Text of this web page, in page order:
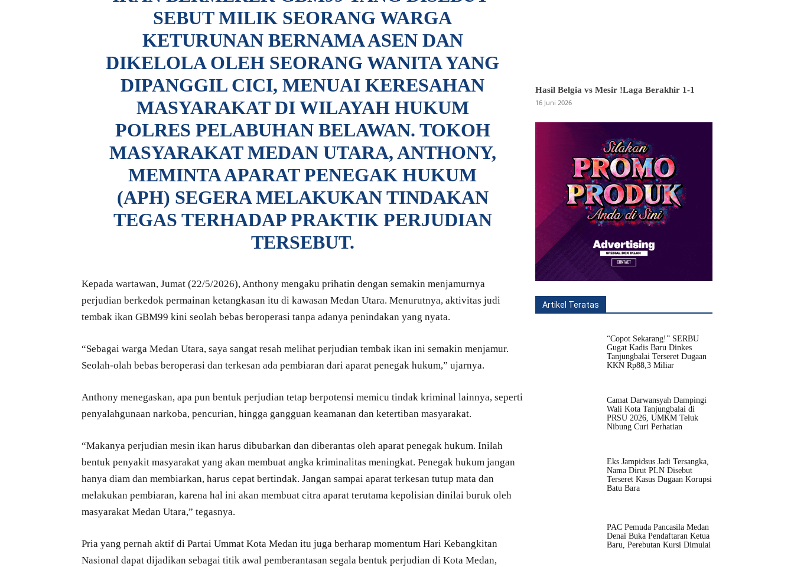
SEBUT MILIK SEORANG WARGA
KETURUNAN BERNAMA ASEN DAN
DIKELOLA OLEH SEORANG WANITA YANG
DIPANGGIL CICI, MENUAI KERESAHAN
MASYARAKAT DI WILAYAH HUKUM
POLRES PELABUHAN BELAWAN. TOKOH
MASYARAKAT MEDAN UTARA, ANTHONY,
MEMINTA APARAT PENEGAK HUKUM
(APH) SEGERA MELAKUKAN TINDAKAN
TEGAS TERHADAP PRAKTIK PERJUDIAN
TERSEBUT.
Kepada wartawan, Jumat (22/5/2026), Anthony mengaku prihatin dengan semakin menjamurnya
perjudian berkedok permainan ketangkasan itu di kawasan Medan Utara. Menurutnya, aktivitas judi
tembak ikan GBM99 kini seolah bebas beroperasi tanpa adanya penindakan yang nyata.
“Sebagai warga Medan Utara, saya sangat resah melihat perjudian tembak ikan ini semakin menjamur.
Seolah-olah bebas beroperasi dan terkesan ada pembiaran dari aparat penegak hukum,” ujarnya.
Anthony menegaskan, apa pun bentuk perjudian tetap berpotensi memicu tindak kriminal lainnya, seperti
penyalahgunaan narkoba, pencurian, hingga gangguan keamanan dan ketertiban masyarakat.
“Makanya perjudian mesin ikan harus dibubarkan dan diberantas oleh aparat penegak hukum. Inilah
bentuk penyakit masyarakat yang akan membuat angka kriminalitas meningkat. Penegak hukum jangan
hanya diam dan membiarkan, harus cepat bertindak. Jangan sampai aparat terkesan tutup mata dan
melakukan pembiaran, karena hal ini akan membuat citra aparat terutama kepolisian dinilai buruk oleh
masyarakat Medan Utara,” tegasnya.
Pria yang pernah aktif di Partai Ummat Kota Medan itu juga berharap momentum Hari Kebangkitan
Nasional dapat dijadikan sebagai titik awal pemberantasan segala bentuk perjudian di Kota Medan,
Hasil Belgia vs Mesir !Laga Berakhir 1-1
16 Juni 2026
Artikel Teratas
All Fitur
“Copot Sekarang!” SERBU
Gugat Kadis Baru Dinkes
Tanjungbalai Terseret Dugaan
KKN Rp88,3 Miliar
Camat Darwansyah Dampingi
Wali Kota Tanjungbalai di
PRSU 2026, UMKM Teluk
Nibung Curi Perhatian
Eks Jampidsus Jadi Tersangka,
Nama Dirut PLN Disebut
Terseret Kasus Dugaan Korupsi
Batu Bara
PAC Pemuda Pancasila Medan
Denai Buka Pendaftaran Ketua
Baru, Perebutan Kursi Dimulai